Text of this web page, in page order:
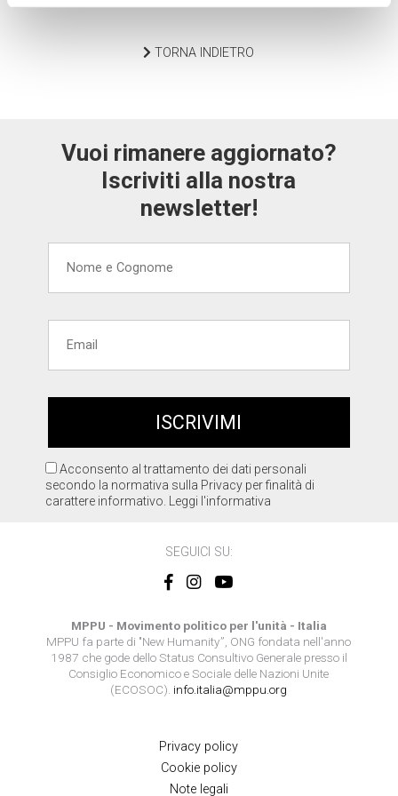
TORNA INDIETRO
Vuoi rimanere aggiornato?
Iscriviti alla nostra
newsletter!
Acconsento al trattamento dei dati personali
secondo la normativa sulla Privacy per finalità di
carattere informativo.
Leggi l'informativa
SEGUICI SU:
MPPU - Movimento politico per l'unità - Italia
MPPU fa parte di "New Humanity”, ONG fondata nell'anno
1987 che gode dello Status Consultivo Generale presso il
Consiglio Economico e Sociale delle Nazioni Unite
(ECOSOC). info.italia@mppu.org
Privacy policy
Cookie policy
Note legali